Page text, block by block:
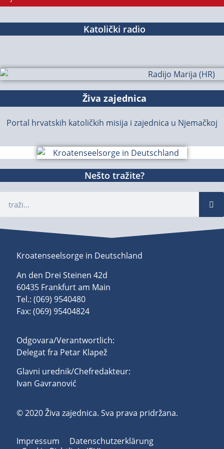
Katolički radio
Živa zajednica
Portal hrvatskih katoličkih misija i zajednica u Njemačkoj
Nešto tražite?
Kroatenseelsorge in Deutschland
An den Drei Steinen 42d
60435 Frankfurt am Main
Tel.: (069) 9540480
Fax: (069) 95404824
Odgovara/Verantwortlich:
Delegat fra Petar Klapež
Glavni urednik/Chefredakteur:
Ivan Gavranović
© 2020 Živa zajednica. Sva prava pridržana.
Impressum
Datenschutzerklärung